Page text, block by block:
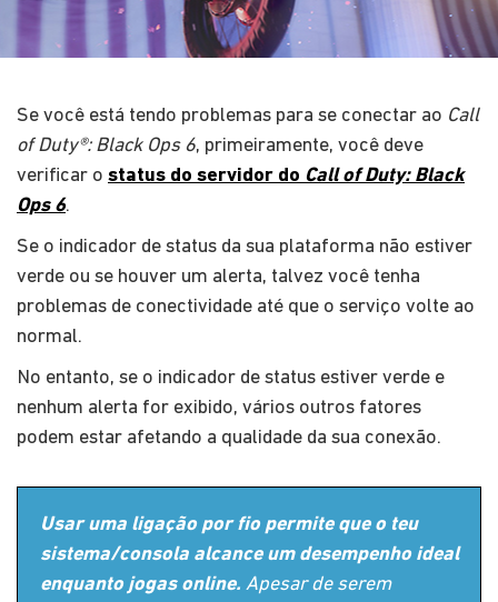
Se você está tendo problemas para se conectar ao Call
of Duty®: Black Ops 6, primeiramente, você deve
verificar o status do servidor do Call of Duty: Black
Ops 6.
Se o indicador de status da sua plataforma não estiver
verde ou se houver um alerta, talvez você tenha
problemas de conectividade até que o serviço volte ao
normal.
No entanto, se o indicador de status estiver verde e
nenhum alerta for exibido, vários outros fatores
podem estar afetando a qualidade da sua conexão.
Usar uma ligação por fio permite que o teu
sistema/consola alcance um desempenho ideal
enquanto jogas online. Apesar de serem